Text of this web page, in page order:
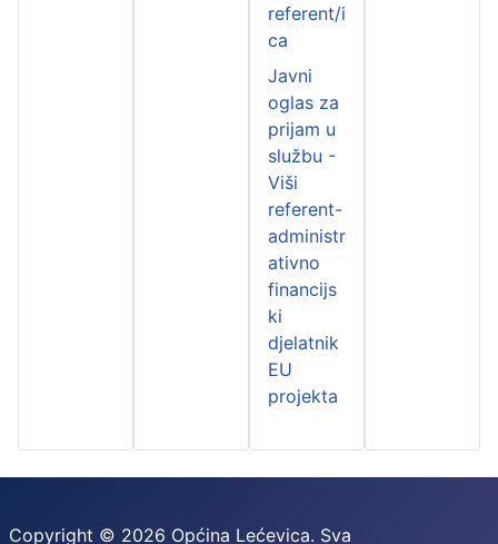
referent/i
ca
Javni
oglas za
prijam u
službu -
Viši
referent-
administr
ativno
financijs
ki
djelatnik
EU
projekta
Copyright © 2026 Općina Lećevica. Sva